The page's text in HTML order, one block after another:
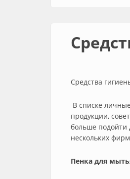
Средства
В списке
продукции,
больше подойти
нескольких
Пенка для